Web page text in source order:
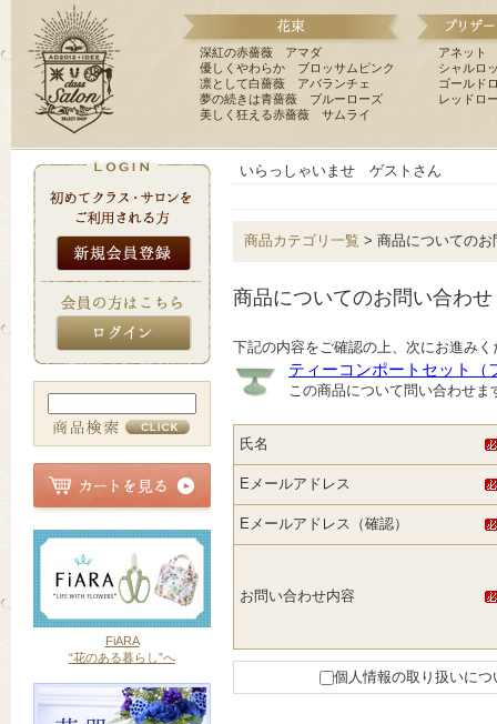
深紅の赤薔薇 アマダ
優しくやわらか ブロッサムピンク
凛として白薔薇 アバランチェ
夢の続きは青薔薇 ブルーローズ
美しく狂える赤薔薇 サムライ
アネット
シャルロ
ゴールド
レッドロ
FiARA
“花のある暮らし”へ
いらっしゃいませ ゲストさん
商品カテゴリ一覧 > 商品についてのお
商品についてのお問い合わせ
下記の内容をご確認の上、次にお進みく
ティーコンポートセット（
この商品について問い合わせま
氏名
Eメールアドレス
Eメールアドレス（確認）
お問い合わせ内容
個人情報の取り扱いにつ